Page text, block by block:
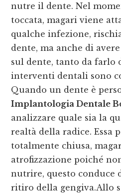
nutre il dente. Nel
toccata, magari viene
qualche infezione,
dente, ma anche di
sul dente, tanto da farlo
interventi dentali sono
Quando un dente è
Implantologia Dentale
analizzare quale sia la
realtà della radice. Essa
totalmente chiusa,
atrofizzazione poiché
nutrire, questo conduce
ritiro della gengiva.Allo